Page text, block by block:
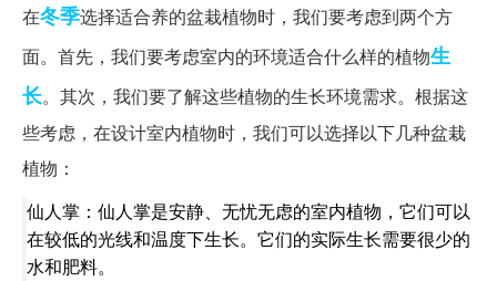
在冬季选择适合养的盆栽植物时，我们要考虑到两个方
面。首先，我们要考虑室内的环境适合什么样的植物生
长。其次，我们要了解这些植物的生长环境需求。根据这
些考虑，在设计室内植物时，我们可以选择以下几种盆栽
植物：
仙人掌：仙人掌是安静、无忧无虑的室内植物，它们可以
在较低的光线和温度下生长。它们的实际生长需要很少的
水和肥料。